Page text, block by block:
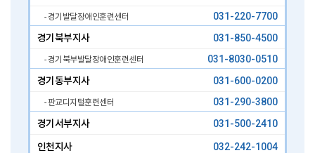
- 경기발달장애인훈련센터
031-220-7700
경기북부지사
031-850-4500
- 경기북부발달장애인훈련센터
031-8030-0510
경기동부지사
031-600-0200
- 판교디지털훈련센터
031-290-3800
경기서부지사
031-500-2410
인천지사 032-242-1004